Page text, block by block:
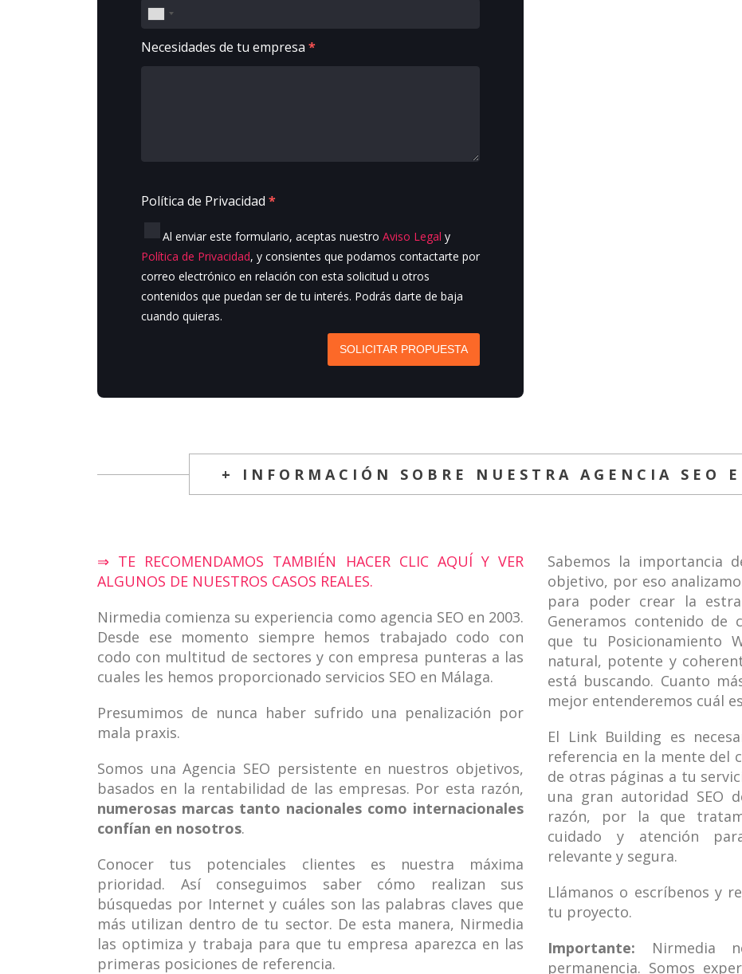
Necesidades de tu empresa *
Política de Privacidad *
Al enviar este formulario, aceptas nuestro Aviso Legal y
Política de Privacidad, y consientes que podamos contactarte por
correo electrónico en relación con esta solicitud u otros
contenidos que puedan ser de tu interés. Podrás darte de baja
cuando quieras.
SOLICITAR PROPUESTA
+ INFORMACIÓN SOBRE NUESTRA AGENCIA SEO
⇒ TE RECOMENDAMOS TAMBIÉN HACER CLIC AQUÍ Y VER
ALGUNOS DE NUESTROS CASOS REALES.
Nirmedia comienza su experiencia como agencia SEO en 2003.
Desde ese momento siempre hemos trabajado codo con
codo con multitud de sectores y con empresa punteras a las
cuales les hemos proporcionado servicios SEO en Málaga.
Presumimos de nunca haber sufrido una penalización por
mala praxis.
Somos una Agencia SEO persistente en nuestros objetivos,
basados en la rentabilidad de las empresas. Por esta razón,
numerosas marcas tanto nacionales como internacionales
confían en nosotros.
Conocer tus potenciales clientes es nuestra máxima
prioridad. Así conseguimos saber cómo realizan sus
búsquedas por Internet y cuáles son las palabras claves que
más utilizan dentro de tu sector. De esta manera, Nirmedia
las optimiza y trabaja para que tu empresa aparezca en las
primeras posiciones de referencia.
Sabemos la importancia
objetivo, por eso
para poder crear la
Generamos contenido de
que tu Posicionamiento
natural, potente y
está buscando. Cuanto
mejor entenderemos cuál
El Link Building es
referencia en la mente del
de otras páginas a tu
una gran autoridad SEO
razón, por la que
cuidado y atención
relevante y segura.
Llámanos o escríbenos y
tu proyecto.
Importante: Nirmedia
permanencia. Somos